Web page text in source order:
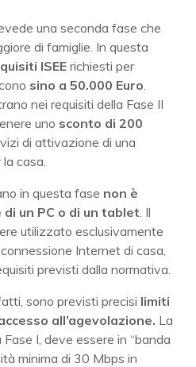
una seconda fase che
di famiglie. In questa
ISEE richiesti per
sino a 50.000 Euro
nei requisiti della Fase II
uno sconto di 200
di attivazione di una
casa.
in questa fase non è
un PC o di un tablet . Il
utilizzato esclusivamente
Internet di casa,
previsti dalla normativa.
sono previsti precisi limiti
all’agevolazione. La
I, deve essere in “banda
minima di 30 Mbps in